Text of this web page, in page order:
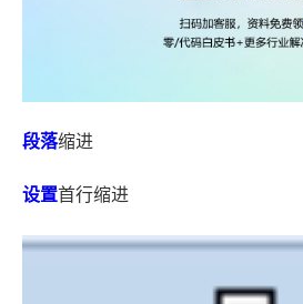
段落缩进
设置首行缩进